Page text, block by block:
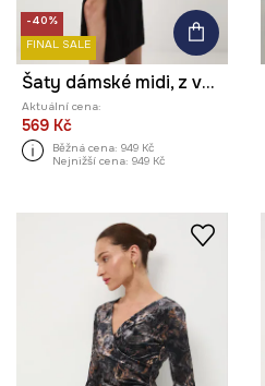
-40%
FINAL SALE
Šaty dámské midi, z veluru
Aktuální cena:
569 Kč
Běžná cena: 949 Kč
Nejnižší cena: 949 Kč